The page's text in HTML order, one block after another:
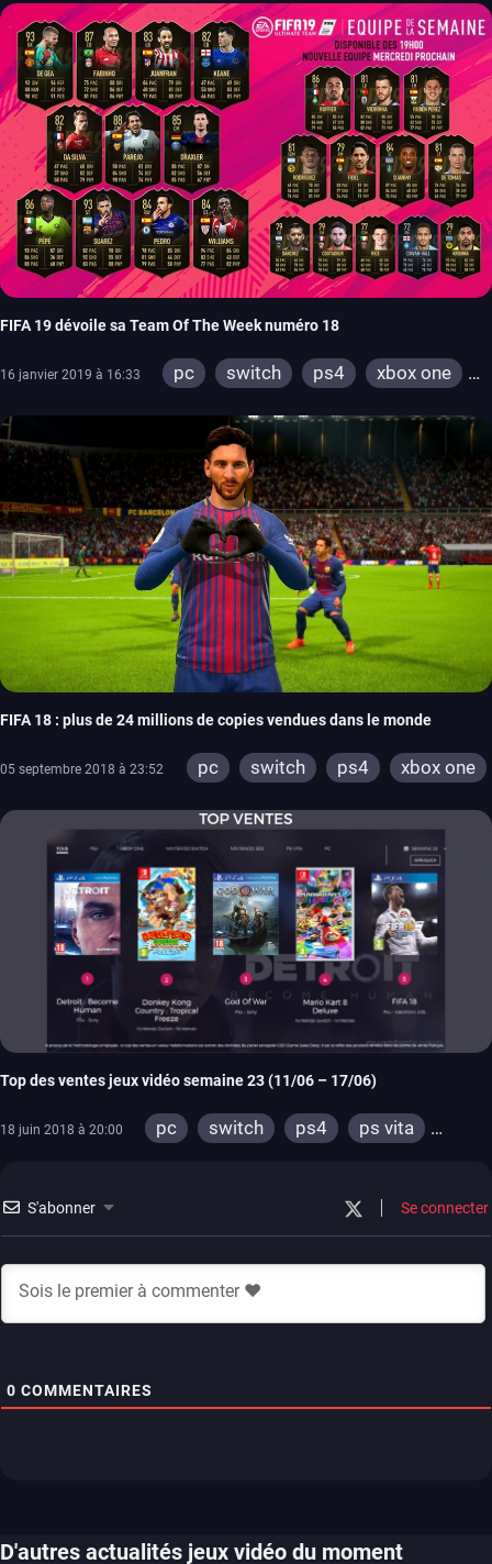
FIFA 19 dévoile sa Team Of The Week numéro 18
16 janvier 2019 à 16:33 pc switch ps4
xbox one
FIFA 18 : plus de 24 millions de copies vendues dans le monde
05 septembre 2018 à 23:52 pc switch ps4 xbox one
Top des ventes jeux vidéo semaine 23 (11/06 – 17/06)
18 juin 2018 à 20:00 pc switch ps4
ps vita
S'abonner Se connecter
0 COMMENTAIRES
D'autres actualités jeux vidéo du moment